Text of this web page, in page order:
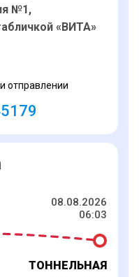
№1,
«ВИТА»
отправлении
08.08.2026
06:03
ТОННЕЛЬНАЯ